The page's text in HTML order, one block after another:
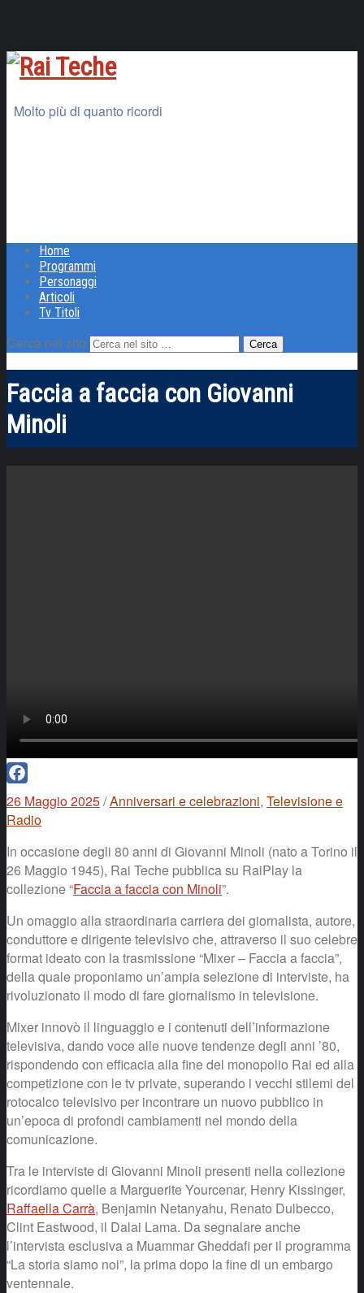
Molto più di quanto ricordi
Home
Programmi
Personaggi
Articoli
Tv Titoli
Cerca nel sito
Faccia a faccia con Giovanni
Minoli
Facebook
26 Maggio 2025/Anniversari e celebrazioni, Televisione e
Radio
In occasione degli 80 anni di Giovanni Minoli (nato a Torino il
26 Maggio 1945), Rai Teche pubblica su RaiPlay la
collezione “Faccia a faccia con Minoli”.
Un omaggio alla straordinaria carriera dei giornalista, autore,
conduttore e dirigente televisivo che, attraverso il suo celebre
format ideato con la trasmissione “Mixer – Faccia a faccia”,
della quale proponiamo un’ampia selezione di interviste, ha
rivoluzionato il modo di fare giornalismo in televisione.
Mixer innovò il linguaggio e i contenuti dell’informazione
televisiva, dando voce alle nuove tendenze degli anni ’80,
rispondendo con efficacia alla fine del monopolio Rai ed alla
competizione con le tv private, superando i vecchi stilemi del
rotocalco televisivo per incontrare un nuovo pubblico in
un’epoca di profondi cambiamenti nel mondo della
comunicazione.
Tra le interviste di Giovanni Minoli presenti nella collezione
ricordiamo quelle a Marguerite Yourcenar, Henry Kissinger,
Raffaella Carrà, Benjamin Netanyahu, Renato Dulbecco,
Clint Eastwood, il Dalai Lama. Da segnalare anche
l’intervista esclusiva a Muammar Gheddafi per il programma
“La storia siamo noi”, la prima dopo la fine di un embargo
ventennale.